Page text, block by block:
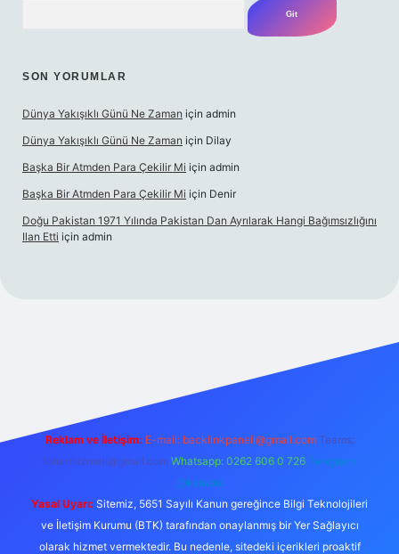
SON YORUMLAR
Dünya Yakışıklı Günü Ne Zaman için admin
Dünya Yakışıklı Günü Ne Zaman için Dilay
Başka Bir Atmden Para Çekilir Mi için admin
Başka Bir Atmden Para Çekilir Mi için Denir
Doğu Pakistan 1971 Yılında Pakistan Dan Ayrılarak Hangi Bağımsızlığını
Ilan Etti için admin
Reklam ve İletişim: E-mail: backlinkpaneli@gmail.com Teams:
forumhizmeti@gmail.com Whatsapp: 0262 606 0 726 Telegram:
@karabul
Yasal Uyarı: Sitemiz, 5651 Sayılı Kanun gereğince Bilgi Teknolojileri
ve İletişim Kurumu (BTK) tarafından onaylanmış bir Yer Sağlayıcı
olarak hizmet vermektedir. Bu nedenle, sitedeki içerikleri proaktif